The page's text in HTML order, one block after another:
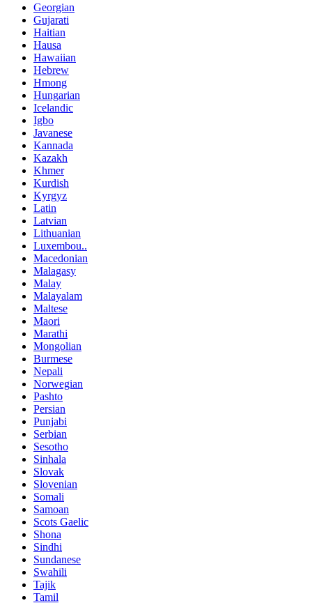
Georgian
Gujarati
Haitian
Hausa
Hawaiian
Hebrew
Hmong
Hungarian
Icelandic
Igbo
Javanese
Kannada
Kazakh
Khmer
Kurdish
Kyrgyz
Latin
Latvian
Lithuanian
Luxembou..
Macedonian
Malagasy
Malay
Malayalam
Maltese
Maori
Marathi
Mongolian
Burmese
Nepali
Norwegian
Pashto
Persian
Punjabi
Serbian
Sesotho
Sinhala
Slovak
Slovenian
Somali
Samoan
Scots Gaelic
Shona
Sindhi
Sundanese
Swahili
Tajik
Tamil